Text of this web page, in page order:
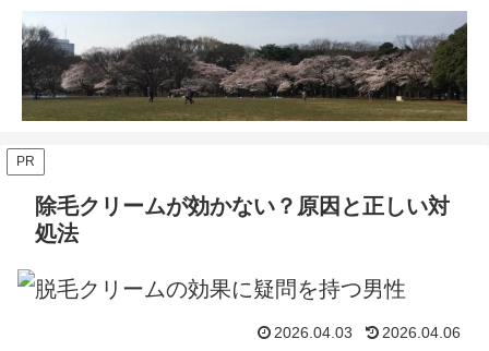
PR
除毛クリームが効かない？原因と正しい対
処法
2026.04.03 2026.04.06